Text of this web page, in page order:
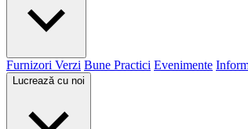
Furnizori Verzi Bune Practici Evenimente
Lucrează cu noi